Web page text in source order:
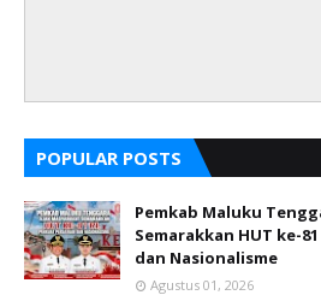
POPULAR POSTS
Pemkab Maluku
Semarakkan HUT ke-
dan Nasionalisme
Agustus 01, 2026